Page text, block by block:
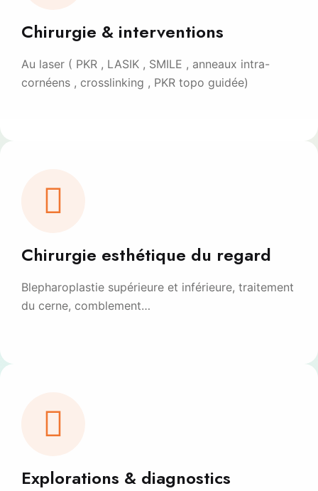
Chirurgie & interventions
Au laser ( PKR , LASIK , SMILE , anneaux intra-
cornéens , crosslinking , PKR topo guidée)
Chirurgie esthétique du regard
Blepharoplastie supérieure et inférieure, traitement
du cerne, comblement…
Explorations & diagnostics